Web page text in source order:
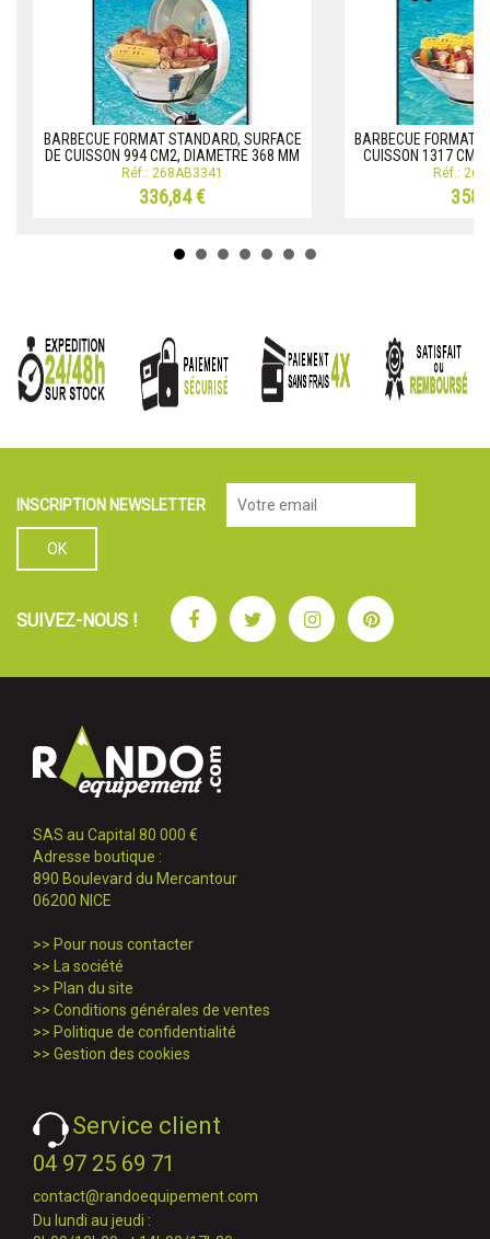
BARBECUE FORMAT STANDARD, SURFACE
DE CUISSON 994 CM2, DIAMETRE 368 MM
Réf.: 268AB3341
336,84 €
BARBECUE FORMAT
CUISSON 1317
Réf.:
INSCRIPTION NEWSLETTER
SUIVEZ-NOUS ! FacebookTwitterInstagramPinterest
SAS au Capital 80 000 €
Adresse boutique :
890 Boulevard du Mercantour
06200 NICE
>> Pour nous contacter
>>
La société
>> Plan du site
>> Conditions générales de ventes
>> Politique de confidentialité
>> Gestion des cookies
Service client
04 97 25 69 71
contact@randoequipement.com
Du lundi au jeudi :